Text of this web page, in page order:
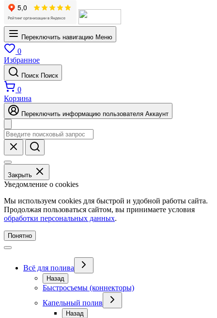
Переключить навигацию Меню
0
Избранное
Поиск Поиск
0
Корзина
Переключить информацию пользователя Аккаунт
Закрыть
Уведомление о cookies
Мы используем cookies для быстрой и удобной работы сайта.
Продолжая пользоваться сайтом, вы принимаете условия
обработки персональных данных.
Понятно
Всё для полива
Назад
Быстросъемы (коннекторы)
Капельный полив
Назад